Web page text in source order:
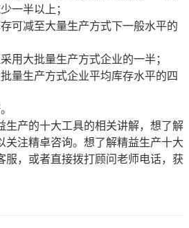
一半以上；
可减至大量生产方式下一般水平的
用大批量生产方式企业的一半；
量生产方式企业平均库存水平的四
生产的十大工具的相关讲解，想了解
关注精卓咨询。想了解精益生产十大
服，或者直接拨打顾问老师电话，获